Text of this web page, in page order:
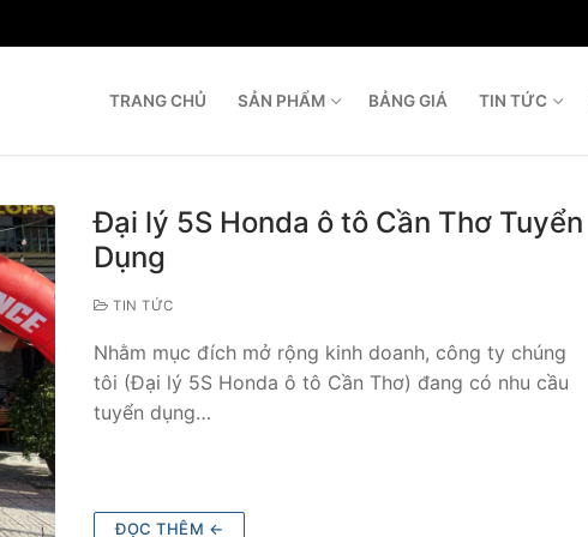
TRANG CHỦ SẢN PHẨM BẢNG GIÁ TIN TỨC
Đại lý 5S Honda ô tô Cần Thơ Tuyển
Dụng
TIN TỨC
Nhằm mục đích mở rộng kinh doanh, công ty chúng
tôi (Đại lý 5S Honda ô tô Cần Thơ) đang có nhu cầu
tuyển dụng…
ĐỌC THÊM ←